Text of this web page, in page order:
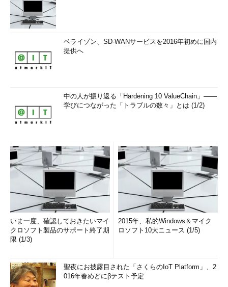
ベライゾン、SD-WANサービスを2016年初めに国内
提供へ
中の人が振り返る「Hardening 10 ValueChain」――
学びにつながった「トラブルの数々」とは (1/2)
いま一度、確認しておきたいマイ
クロソフト製品のサポート終了期
限 (1/3)
2015年、私的Windows＆マイク
ロソフト10大ニュース (1/5)
聖夜にお披露目された「さくらのIoT Platform」、2
016年春めどにβテスト予定